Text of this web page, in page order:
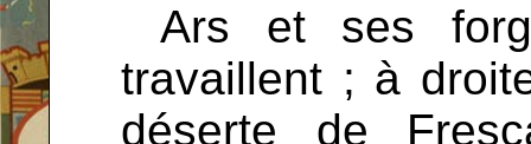
Ars et ses
travaillent ; à
déserte de